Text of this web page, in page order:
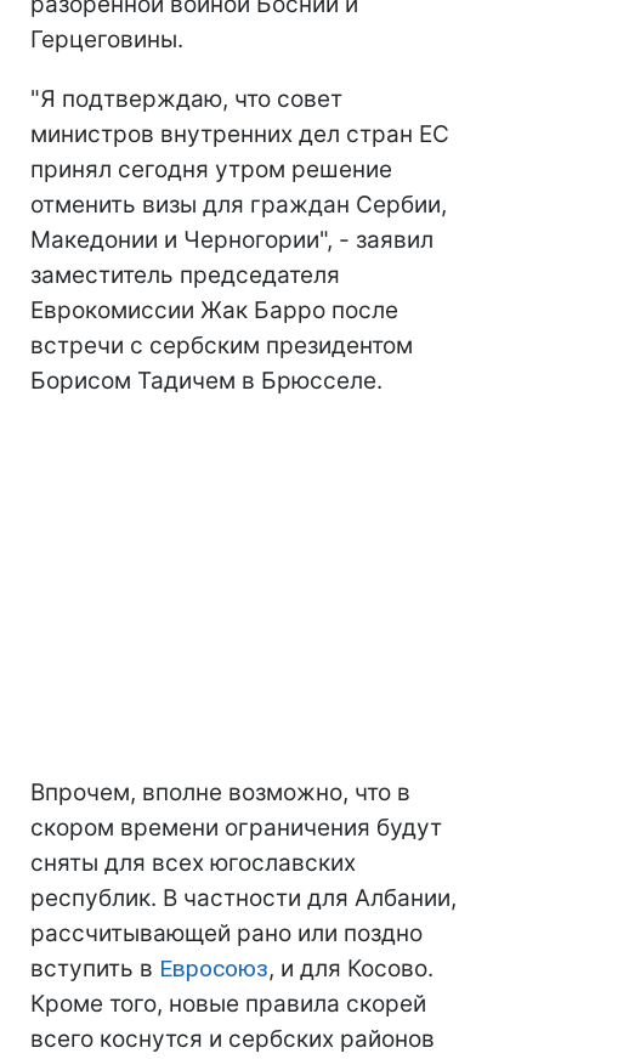
Герцеговины.
"Я подтверждаю, что совет
министров внутренних дел стран ЕС
принял сегодня утром решение
отменить визы для граждан Сербии,
Македонии и Черногории", - заявил
заместитель председателя
Еврокомиссии Жак Барро после
встречи с сербским президентом
Борисом Тадичем в Брюсселе.
Впрочем, вполне возможно, что в
скором времени ограничения будут
сняты для всех югославских
республик. В частности для Албании,
рассчитывающей рано или поздно
вступить в Евросоюз, и для Косово.
Кроме того, новые правила скорей
всего коснутся и сербских районов